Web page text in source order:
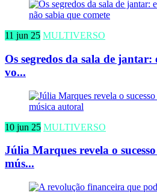
11 jun 25 MULTIVERSO
Os segredos da sala de jantar:
vo...
10 jun 25 MULTIVERSO
Júlia Marques revela o
mús...